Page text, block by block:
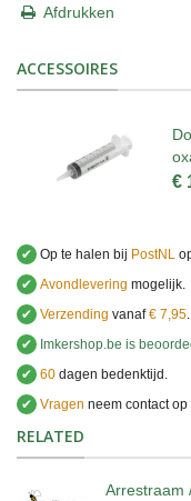
Afdrukken
ACCESSOIRES
€
✔ Op te halen bij PostNL
✔ Avondlevering mogelijk.
✔ Verzending vanaf€ 7,95.
✔
Imkershop.be is
✔ 60 dagen bedenktijd.
✔ Vragen neem contact op
RELATED
Arrestraam